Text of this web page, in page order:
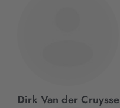
Dirk Van der Cruysse